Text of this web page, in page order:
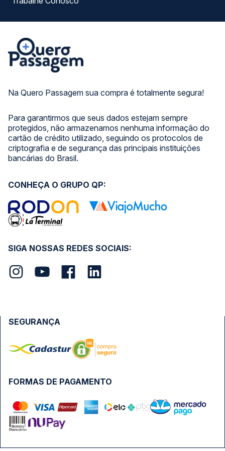
Na Quero Passagem sua compra é totalmente segura!
Para garantirmos que seus dados estejam sempre
protegidos, não armazenamos nenhuma informação do
cartão de crédito utilizado, seguindo os protocolos de
criptografia e de segurança das principais instituições
bancárias do Brasil.
SIGA NOSSAS REDES SOCIAIS:
CONHEÇA O GRUPO QP:
FORMAS DE PAGAMENTO
SEGURANÇA